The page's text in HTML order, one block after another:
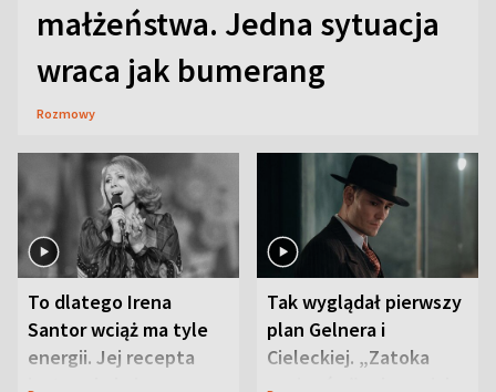
małżeństwa. Jedna sytuacja
wraca jak bumerang
Rozmowy
To dlatego Irena
Santor wciąż ma tyle
energii. Jej recepta
jest zaskakująco
Tak wyglądał pierwszy
plan Gelnera i
Cieleckiej. „Zatoka
szpiegów” od razu ich